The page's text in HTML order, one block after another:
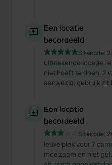
Een locatie
beoordeeld
Sitecode:
uitstekende locatie,
niet hoeft te doen. 2
aanwezig, gebruik zit
Een locatie
beoordeeld
Sitecode:
leuke plek voor 7
moeizaam en niet